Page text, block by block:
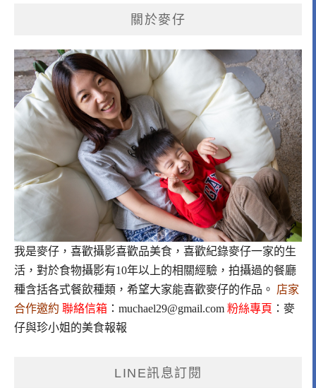
關於麥仔
我是麥仔，喜歡攝影喜歡品美食，喜歡紀錄麥仔一家的生
活，對於食物攝影有10年以上的相關經驗，拍攝過的餐廳
種含括各式餐飲種類，希望大家能喜歡麥仔的作品。 店家
合作邀約 聯絡信箱 ： muchael29@gmail.com 粉絲專頁 ： 麥
仔與珍小姐的美食報報
LINE訊息訂閱